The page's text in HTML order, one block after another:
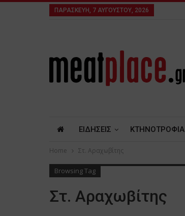
ΠΑΡΑΣΚΕΥΉ, 7 ΑΥΓΟΎΣΤΟΥ, 2026
ΕΙΔΗΣΕΙΣ ΚΤΗΝΟΤΡΟΦΙΑ
Home Στ. Αραχωβίτης
Browsing Tag
Στ. Αραχωβίτης